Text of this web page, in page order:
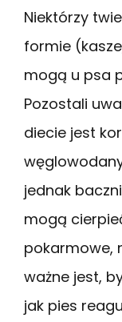
Niektórzy
formie
mogą u psa
Pozostali
diecie jest
jednak
mogą
pokarmowe,
ważne jest,
jak pies